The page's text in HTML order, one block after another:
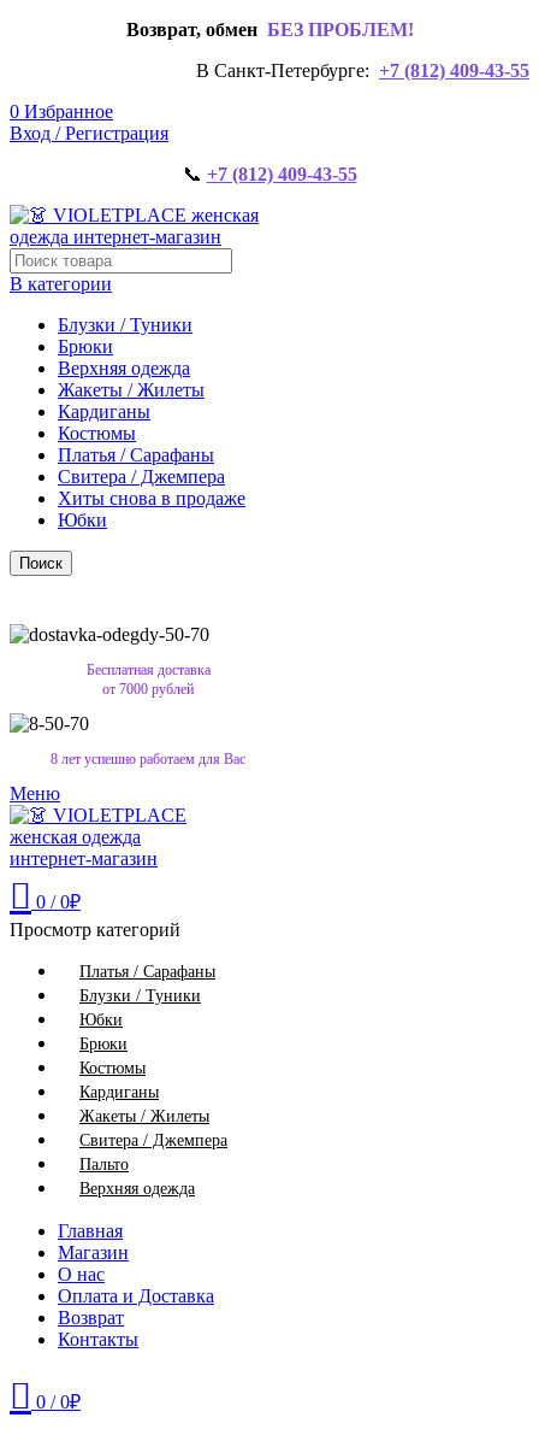
Возврат, обмен БЕЗ ПРОБЛЕМ!
В Санкт-Петербурге: +7 (812) 409-43-55
0 Избранное
Вход / Регистрация
📞 +7 (812) 409-43-55
В категории
Блузки / Туники
Брюки
Верхняя одежда
Жакеты / Жилеты
Кардиганы
Костюмы
Платья / Сарафаны
Свитера / Джемпера
Хиты снова в продаже
Юбки
Поиск
Бесплатная доставка
от 7000 рублей
8 лет успешно работаем для Вас
Меню
0 / 0₽
Просмотр категорий
Платья / Сарафаны
Блузки / Туники
Юбки
Брюки
Костюмы
Кардиганы
Жакеты / Жилеты
Свитера / Джемпера
Пальто
Верхняя одежда
Главная
Магазин
О нас
Оплата и Доставка
Возврат
Контакты
0 / 0₽